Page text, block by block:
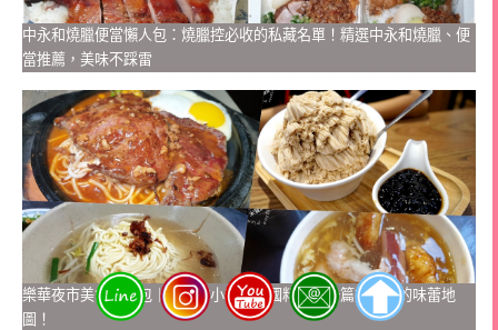
中永和燒臘便當懶人包：燒臘控必收的私藏名單！精選中永和燒臘、便
當推薦，美味不踩雷
樂華夜市美食懶人包｜從排隊小吃到異國料理，一篇搞定你的味蕾地
圖！